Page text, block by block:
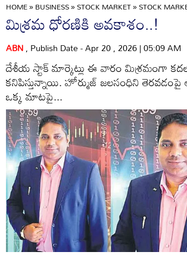
HOME»BUSINESS»STOCK MARKET»STOCK
మిశ్రమ ధోరణికి అవకాశం..!
ABN, Publish Date - Apr 20 , 2026 | 05:09 AM
దేశీయ స్టాక్‌ మార్కెట్లు ఈ వారం మిశ్రమంగా
కనిపిస్తున్నాయి. హోర్ముజ్‌ జలసంధిని
ఒక్క మాటపై...